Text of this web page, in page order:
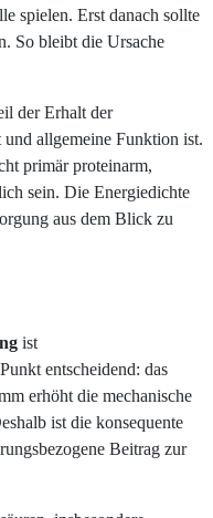
spielen. Erst danach sollte
So bleibt die Ursache
der Erhalt der
allgemeine Funktion ist.
primär proteinarm,
sein. Die Energiedichte
aus dem Blick zu
ist
entscheidend: das
erhöht die mechanische
ist die konsequente
Beitrag zur